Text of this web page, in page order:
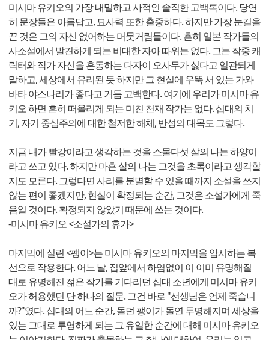
미시마 유키오의 가장 내밀하고 사적인 솔직한 고백록이다. 당연
히 문장들은 아름답고, 묘사력 또한 출중하다. 하지만 가장 눈길을
끈 것은 그의 자신 없어하는 머뭇거림들이다. 흔히 일본 작가들의
사소설에서 발견하게 되는 비대한 자아 따위는 없다. 그는 작중 캐
릭터와 작가 자신을 혼동하는 다자이 오사무가 싫다고 일관되게
말하고, 세상에서 유리된 듯 하지만 그 현실에 우뚝 서 있는 가와
바타 야스나리가 좋다고 거듭 고백한다. 여기에 우리가 미시마 유
키오 하면 흔히 떠올리게 되는 미친 천재 작가는 없다. 십대의 치
기, 자기 중심주의에 대한 철저한 해체, 반성의 대목도 그렇다.
지금 내가 빨강이라고 생각하는 것을 스물다섯 살의 나는 하양이
라고 쓰고 있다. 하지만 마흔 살의 나는 그것을 초록이라고 생각할
지도 모른다. 그렇다면 사리를 분별할 수 있을 때까지 소설을 쓰지
않는 편이 좋겠지만, 현실이 확정되는 순간, 그것은 소설가에게 죽
음일 것이다. 확정되지 않았기 때문에 쓰는 것이다.
-미시마 유키오 <소설가의 휴가>
마지막에 실린 <팽이>는 미시마 유키오의 마지막을 암시하는 복
선으로 작용한다. 어느 날, 집앞에서 하염없이 이 이미 유명해질
대로 유명해진 젊은 작가를 기다리던 십대 소년에게 미시마 유키
오가 허용했던 단 하나의 질문. 그건 바로 "선생님은 언제 죽습니
까?"였다. 십대의 어느 순간, 돌던 팽이가 돌연 투명해지며 세상을
있는 그대로 투영하게 되는 그 유일한 순간에 대해 미시마 유키오